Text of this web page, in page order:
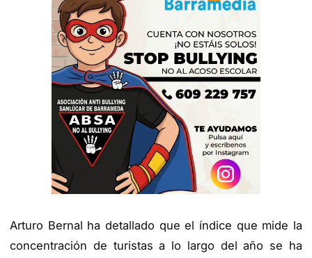
Arturo Bernal ha detallado que el índice que mide la
concentración de turistas a lo largo del año se ha